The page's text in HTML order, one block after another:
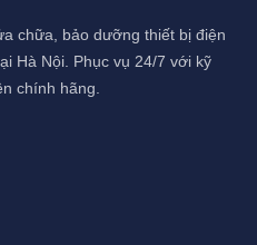
chữa, bảo dưỡng thiết bị điện
Hà Nội. Phục vụ 24/7 với kỹ
chính hãng.